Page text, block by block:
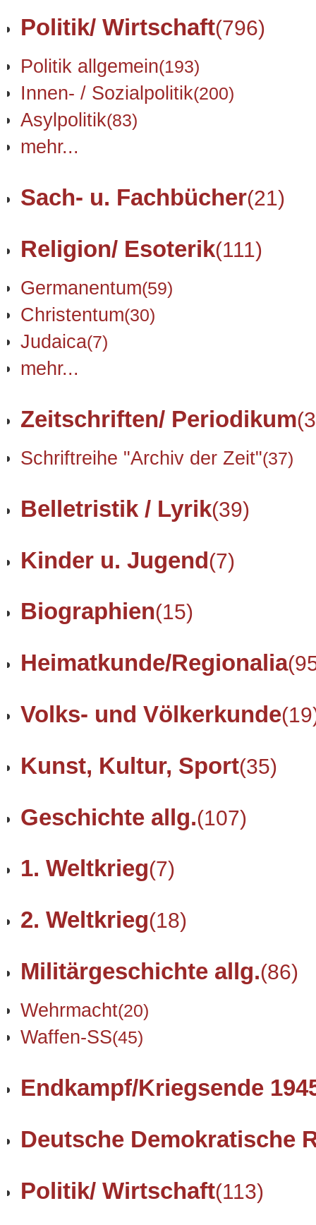
Politik/ Wirtschaft(796)
Politik allgemein(193)
Innen- / Sozialpolitik(200)
Asylpolitik(83)
mehr...
Sach- u. Fachbücher(21)
Religion/ Esoterik(111)
Germanentum(59)
Christentum(30)
Judaica(7)
mehr...
Zeitschriften/ Periodikum
Schriftreihe "Archiv der Zeit"(37)
Belletristik / Lyrik(39)
Kinder u. Jugend(7)
Biographien(15)
Heimatkunde/Regionalia
Volks- und Völkerkunde
Kunst, Kultur, Sport(35)
Geschichte allg.(107)
1. Weltkrieg(7)
2. Weltkrieg(18)
Militärgeschichte allg.(86)
Wehrmacht(20)
Waffen-SS(45)
Endkampf/Kriegsende
Deutsche Demokratische
Politik/ Wirtschaft(113)